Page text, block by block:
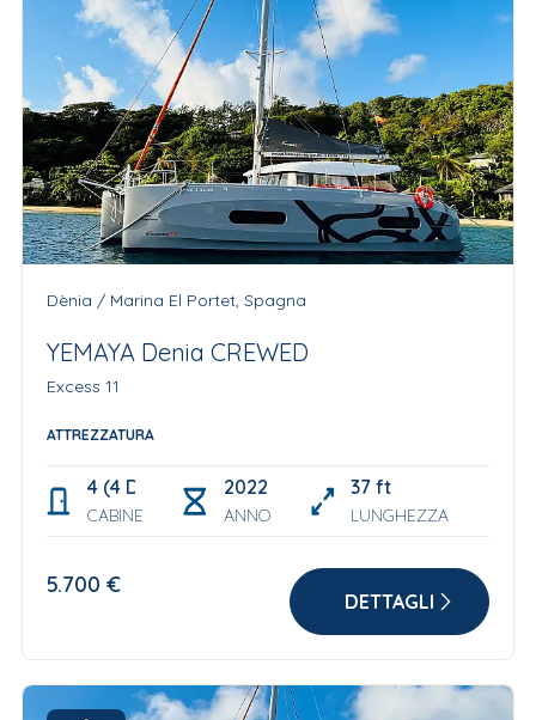
Dènia / Marina El Portet, Spagna
YEMAYA Denia CREWED
Excess 11
ATTREZZATURA
4 (4 Double+ 2 berths in the bow for Skipper and
CABINE
2022
ANNO
37 ft
LUNGHEZZA
5.700 €
DETTAGLI